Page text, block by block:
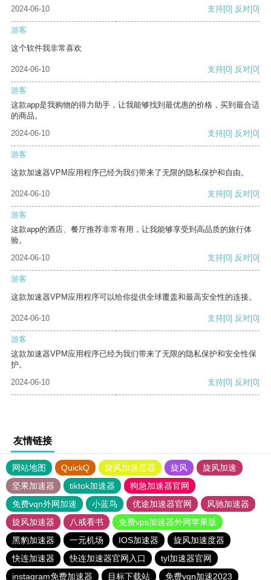
2024-06-10 支持[0] 反对[0]
游客
这个软件我非常喜欢
2024-06-10 支持[0] 反对[0]
游客
这款app是我购物的得力助手，让我能够找到最优惠的价格，买到最合适
的商品。
2024-06-10
支持[0] 反对[0]
游客
这款加速器VPM应用程序已经为我们带来了无限的隐私保护和自由。
2024-06-10 支持[0] 反对[0]
游客
这款app的酒店、餐厅推荐非常有用，让我能够享受到高品质的旅行体
验。
2024-06-10
支持[0] 反对[0]
游客
这款加速器VPM应用程序可以给你提供全球覆盖和最高安全性的连接。
2024-06-10 支持[0] 反对[0]
游客
这款加速器VPM应用程序已经为我们带来了无限的隐私保护和安全性保
护。
2024-06-10
支持[0] 反对[0]
友情链接
网站地图 QuickQ 旋风加速度器 旋风
旋风加速
坚果加速器
tiktok加速器
狗急加速器官网
免费vqn外网加速
小蓝鸟 优途加速器官网
风驰加速器
旋风加速器
八戒看书
免费vps加速器外网苹果版
黑豹加速器
一元机场 IOS加速器
旋风加速度器
快连加速器
快连加速器官网入口
tyl加速器官网
instagram免费加速器
目标下载站 免费vqn加速2023